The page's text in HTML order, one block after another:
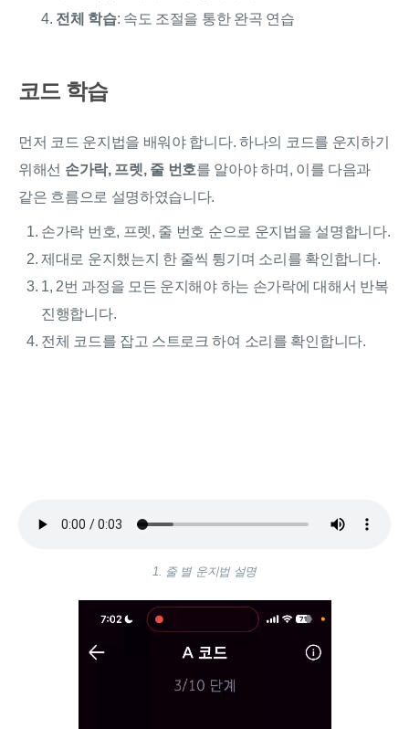
전체 학습: 속도 조절을 통한 완곡 연습
코드 학습
먼저 코드 운지법을 배워야 합니다. 하나의 코드를 운지하기
위해선 손가락, 프렛, 줄 번호를 알아야 하며, 이를 다음과
같은 흐름으로 설명하였습니다.
손가락 번호, 프렛, 줄 번호 순으로 운지법을 설명합니다.
제대로 운지했는지 한 줄씩 튕기며 소리를 확인합니다.
1, 2번 과정을 모든 운지해야 하는 손가락에 대해서 반복
진행합니다.
전체 코드를 잡고 스트로크 하여 소리를 확인합니다.
1. 줄 별 운지법 설명